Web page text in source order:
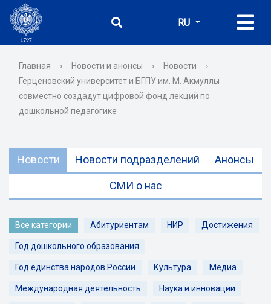
RU
Главная › Новости и анонсы › Новости
›
Герценовский университет и БГПУ им. М. Акмуллы
совместно создадут цифровой фонд лекций по
дошкольной педагогике
Новости Новости подразделений Анонсы
СМИ о нас
Все категории Абитуриентам НИР Достижения
Год дошкольного образования
Год единства народов России Культура Медиа
Международная деятельность Наука и инновации